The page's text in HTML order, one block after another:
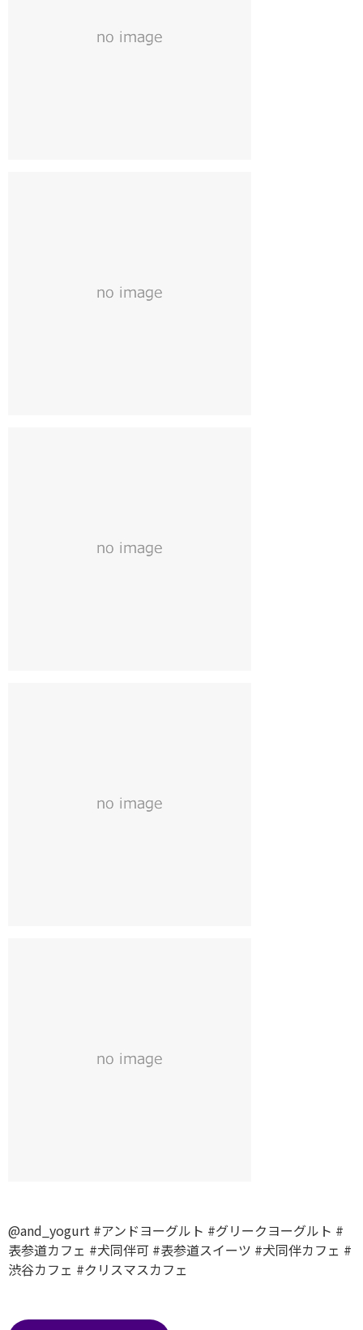
@and_yogurt #アンドヨーグルト #グリークヨーグルト #
表参道カフェ #犬同伴可 #表参道スイーツ #犬同伴カフェ #
渋谷カフェ #クリスマスカフェ